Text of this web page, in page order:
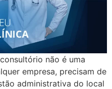
não é uma
empresa, precisam de
administrativa do local